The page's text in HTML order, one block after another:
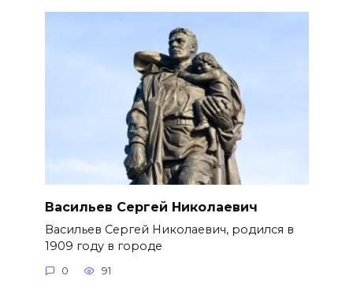
Васильев Сергей Николаевич
Васильев Сергей Николаевич, родился в
1909 году в городе
0 91